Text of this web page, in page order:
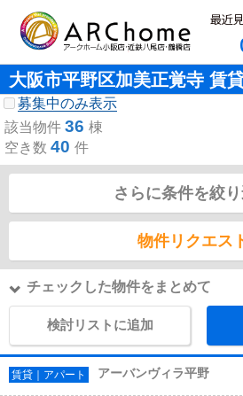
最近
大阪市平野区加美正覚寺 賃
募集中のみ表示
該当物件 36 棟
空き数 40 件
さらに条件を絞
物件リクエス
チェックした物件をまとめて
検討リストに追加
賃貸｜アパート アーバンヴィラ平野